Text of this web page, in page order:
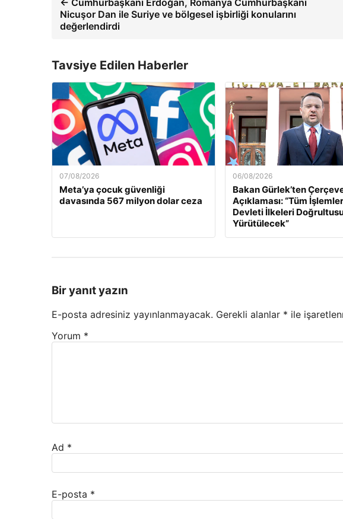
← Cumhurbaşkanı Erdoğan, Romanya Cumhurbaşkanı
Nicuşor Dan ile Suriye ve bölgesel işbirliği konularını
değerlendirdi
Tavsiye Edilen Haberler
07/08/2026
Meta’ya çocuk güvenliği
davasında 567 milyon dolar ceza
06/08/2026
Bakan Gürlek’ten
Açıklaması: “Tüm
Devleti İlkeleri
Yürütülecek”
Bir yanıt yazın
E-posta adresiniz yayınlanmayacak. Gerekli alanlar * ile
Yorum *
Ad *
E-posta *